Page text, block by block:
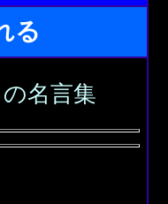
る
名言集